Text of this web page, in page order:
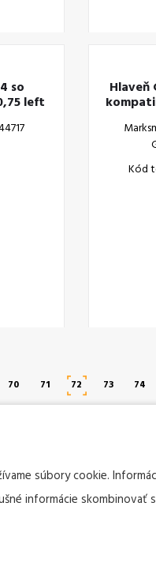
so
left
Hlaveň
Kód
70 71 72 73 74
súbory cookie.
informácie